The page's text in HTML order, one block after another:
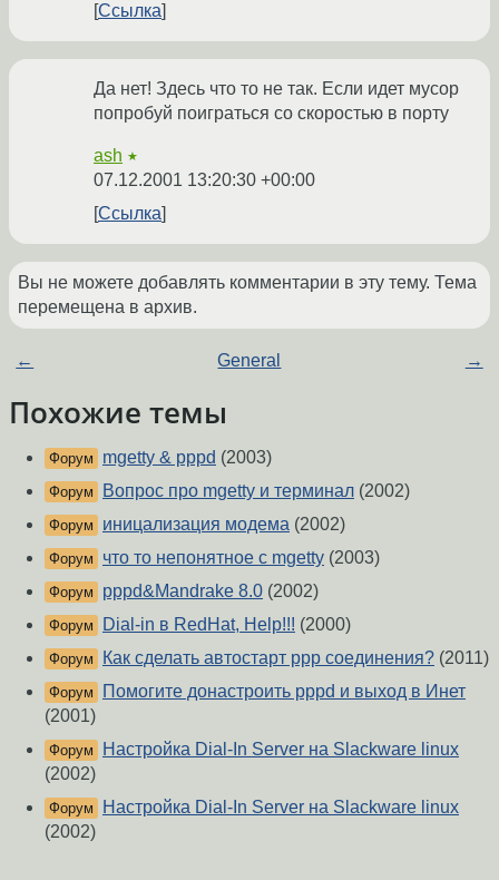
Ссылка
Да нет! Здесь что то не так. Если идет мусор
попробуй поиграться со скоростью в порту
ash ★
07.12.2001 13:20:30 +00:00
Ссылка
Вы не можете добавлять комментарии в эту тему. Тема
перемещена в архив.
← General →
Похожие темы
Форум mgetty & pppd (2003)
Форум Вопрос про mgetty и терминал (2002)
Форум иницализация модема (2002)
Форум что то непонятное с mgetty (2003)
Форум pppd&Mandrake 8.0 (2002)
Форум Dial-in в RedHat, Help!!! (2000)
Форум Как сделать автостарт ppp соединения? (2011)
Форум
Помогите донастроить pppd и выход в Инет
(2001)
Форум
Настройка Dial-In Server на Slackware linux
(2002)
Форум
Настройка Dial-In Server на Slackware linux
(2002)